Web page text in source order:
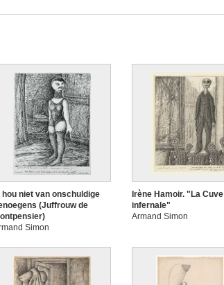
hou niet van onschuldige
(Juffrouw de
Simon
Irène Hamoir. "La Cuve
infernale"
Armand Simon